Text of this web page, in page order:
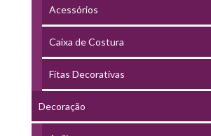
Acessórios
Caixa de Costura
Fitas Decorativas
Decoração